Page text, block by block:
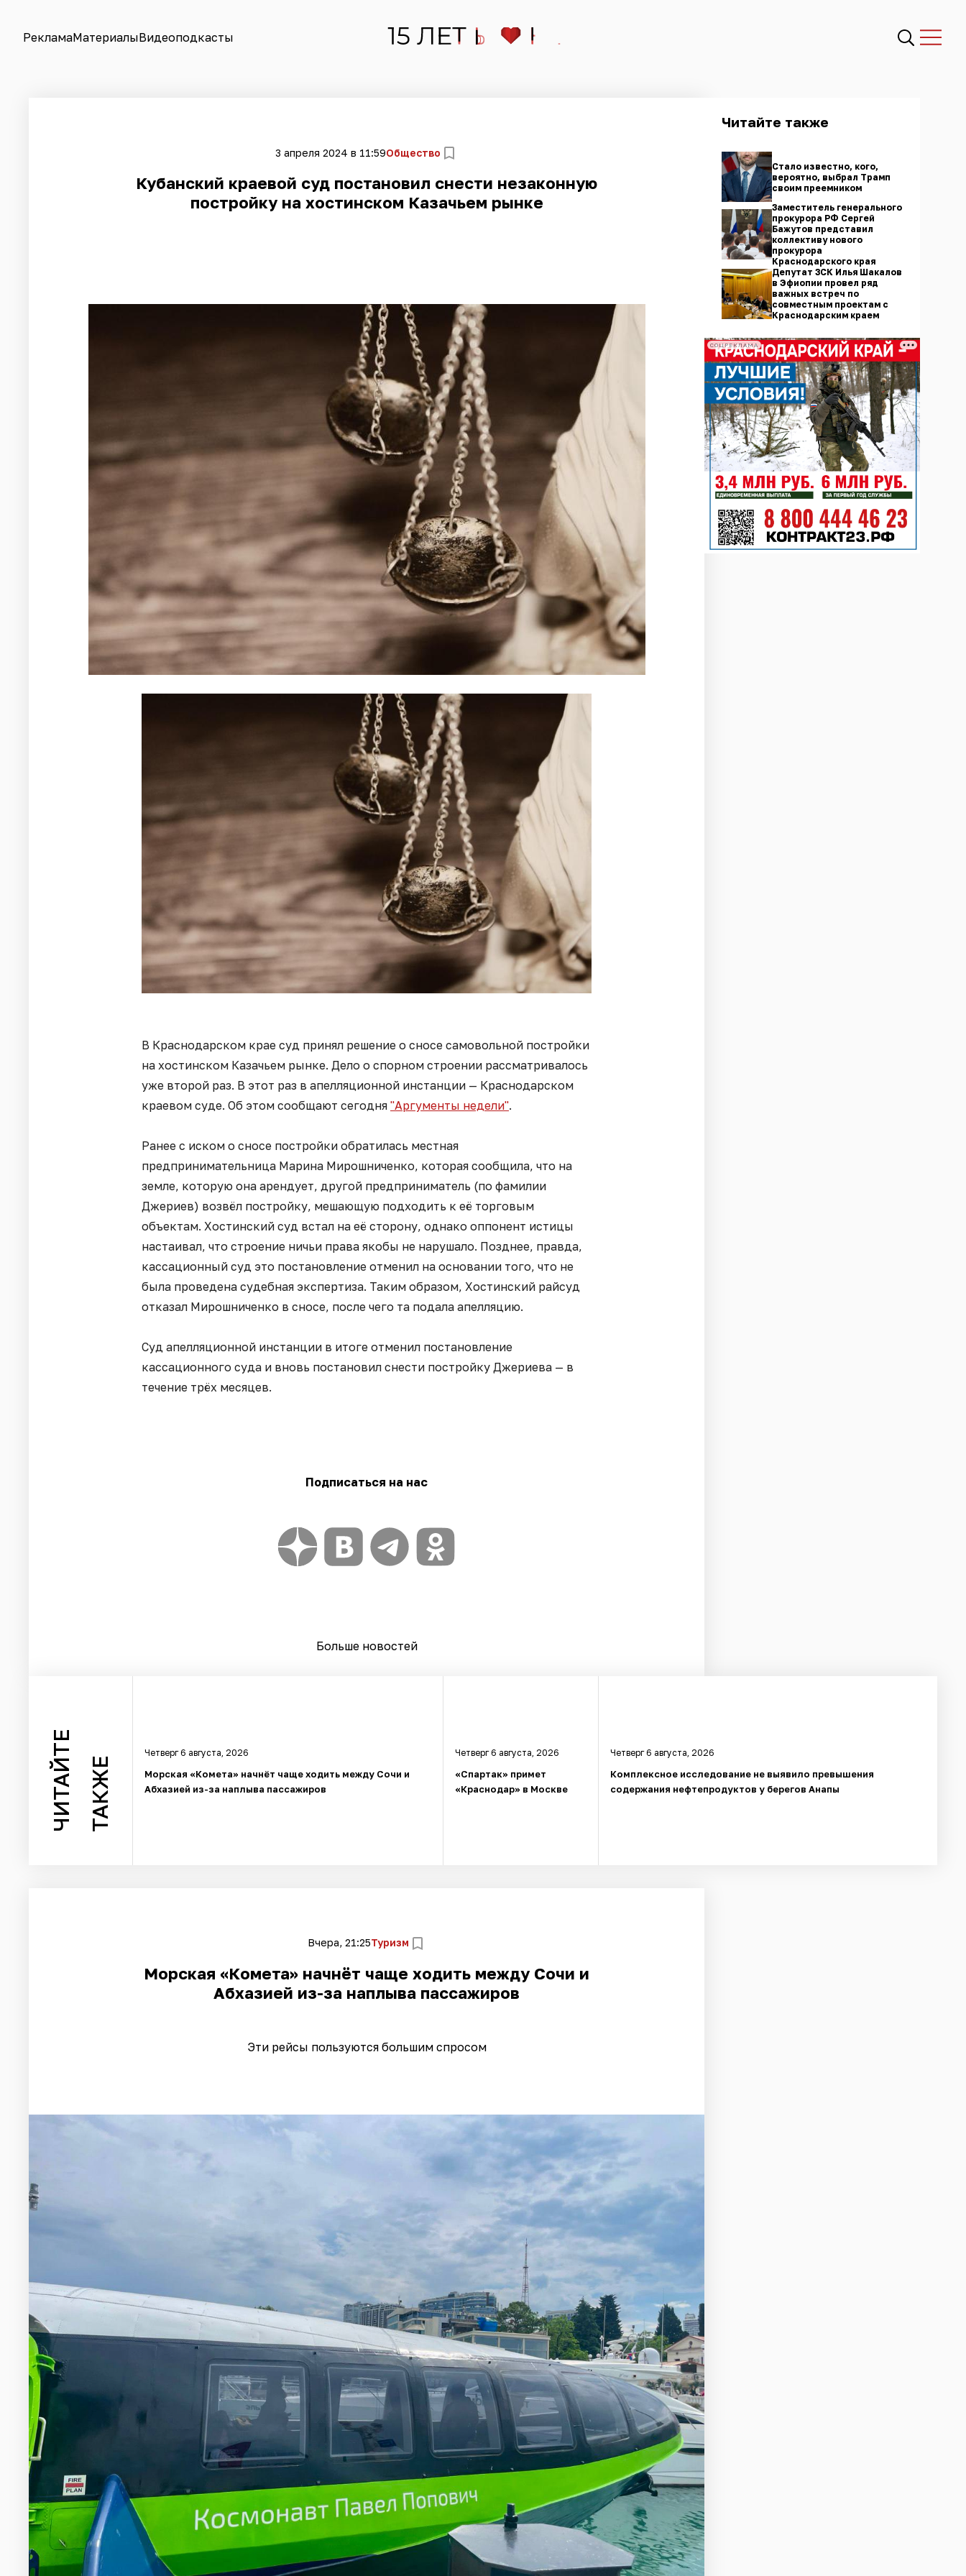
РекламаМатериалыВидеоподкасты
3 апреля 2024 в 11:59Общество
Кубанский краевой суд постановил снести незаконную
постройку на хостинском Казачьем рынке
В Краснодарском крае суд принял решение о сносе самовольной постройки
на хостинском Казачьем рынке. Дело о спорном строении рассматривалось
уже второй раз. В этот раз в апелляционной инстанции — Краснодарском
краевом суде. Об этом сообщают сегодня "Аргументы недели".
Ранее с иском о сносе постройки обратилась местная
предпринимательница Марина Мирошниченко, которая сообщила, что на
земле, которую она арендует, другой предприниматель (по фамилии
Джериев) возвёл постройку, мешающую подходить к её торговым
объектам. Хостинский суд встал на её сторону, однако оппонент истицы
настаивал, что строение ничьи права якобы не нарушало. Позднее, правда,
кассационный суд это постановление отменил на основании того, что не
была проведена судебная экспертиза. Таким образом, Хостинский райсуд
отказал Мирошниченко в сносе, после чего та подала апелляцию.
Суд апелляционной инстанции в итоге отменил постановление
кассационного суда и вновь постановил снести постройку Джериева — в
течение трёх месяцев.
Подписаться на нас
Больше новостей
Читайте также
Стало известно, кого,
вероятно, выбрал Трамп
своим преемником
Заместитель генерального
прокурора РФ Сергей
Бажутов представил
коллективу нового
прокурора
Краснодарского края
Депутат ЗСК Илья Шакалов
в Эфиопии провел ряд
важных встреч по
совместным проектам с
Краснодарским краем
СОЦРЕКЛАМА
ЧИТАЙТЕ ТАКЖЕ
Четверг 6 августа, 2026
Морская «Комета» начнёт чаще ходить между Сочи и
Абхазией из-за наплыва пассажиров
Четверг 6 августа, 2026
«Спартак» примет
«Краснодар» в Москве
Четверг 6 августа, 2026
Комплексное исследование не выявило превышения
содержания нефтепродуктов у берегов Анапы
Вчера, 21:25Туризм
Морская «Комета» начнёт чаще ходить между Сочи и
Абхазией из-за наплыва пассажиров
Эти рейсы пользуются большим спросом